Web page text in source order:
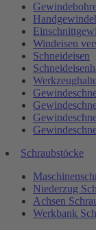
Windeisen
Schneideisen
Schraubstöcke
Niederzug
Achsen
Werkbank